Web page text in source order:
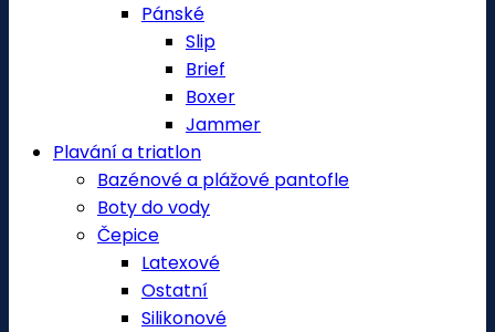
Pánské
Slip
Brief
Boxer
Jammer
Plavání a triatlon
Bazénové a plážové pantofle
Boty do vody
Čepice
Latexové
Ostatní
Silikonové